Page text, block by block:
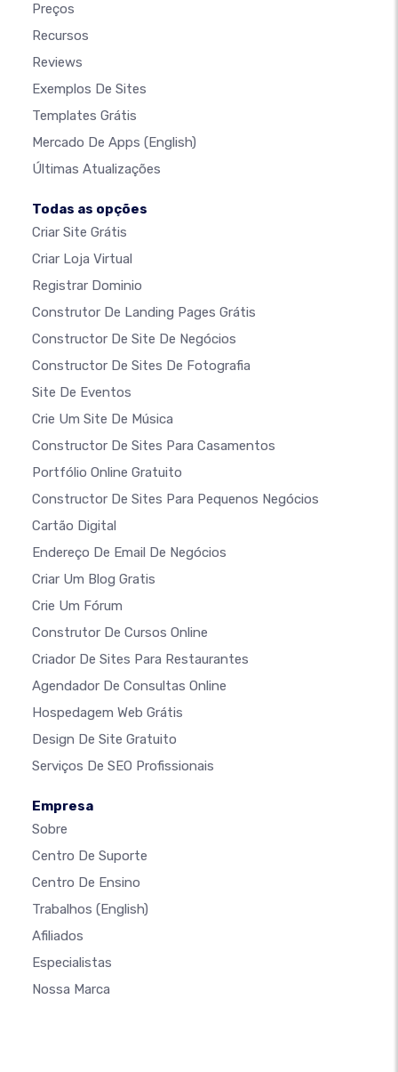
Preços
Recursos
Reviews
Exemplos De Sites
Templates Grátis
Mercado De Apps (English)
Últimas Atualizações
Todas as opções
Criar Site Grátis
Criar Loja Virtual
Registrar Dominio
Construtor De Landing Pages Grátis
Constructor De Site De Negócios
Constructor De Sites De Fotografia
Site De Eventos
Crie Um Site De Música
Constructor De Sites Para Casamentos
Portfólio Online Gratuito
Constructor De Sites Para Pequenos Negócios
Cartão Digital
Endereço De Email De Negócios
Criar Um Blog Gratis
Crie Um Fórum
Construtor De Cursos Online
Criador De Sites Para Restaurantes
Agendador De Consultas Online
Hospedagem Web Grátis
Design De Site Gratuito
Serviços De SEO Profissionais
Empresa
Sobre
Centro De Suporte
Centro De Ensino
Trabalhos (English)
Afiliados
Especialistas
Nossa Marca